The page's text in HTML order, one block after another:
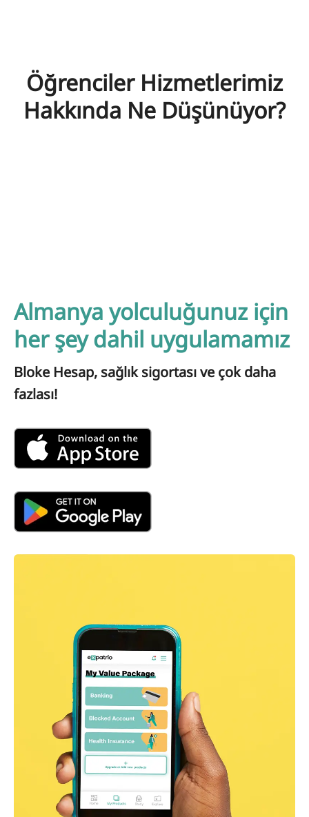
Öğrenciler Hizmetlerimiz
Hakkında Ne Düşünüyor?
Almanya yolculuğunuz için
her şey dahil uygulamamız
Bloke Hesap, sağlık sigortası ve çok daha
fazlası!